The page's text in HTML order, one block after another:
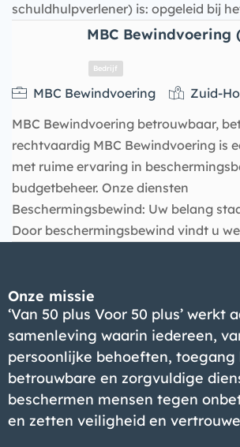
Bedrijf
Bedrijf
schuldhulpverlener) is: opgeleid bij
MBC Bewindvoering
MBC Bewindvoering
Zuid-
MBC Bewindvoering betrouwbaar,
rechtvaardig MBC Bewindvoering is
met ruime ervaring in
budgetbeheer. Onze diensten
Beschermingsbewind: Uw belang
Door beschermingsbewind vindt u
Onze missie
‘Van 50 plus Voor 50 plus’ werkt
samenleving waarin iedereen,
persoonlijke behoeften,
betrouwbare en zorgvuldige
beschermen mensen tegen
en zetten veiligheid en